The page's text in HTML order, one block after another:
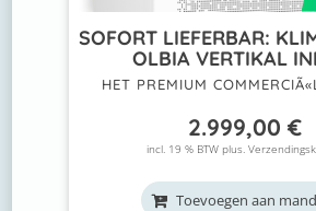
SOFORT LIEFERBAR:
OLBIA VERTIKAL
HET PREMIUM
2.999,00 €
incl. 19 % BTW plus.
Toevoegen aan